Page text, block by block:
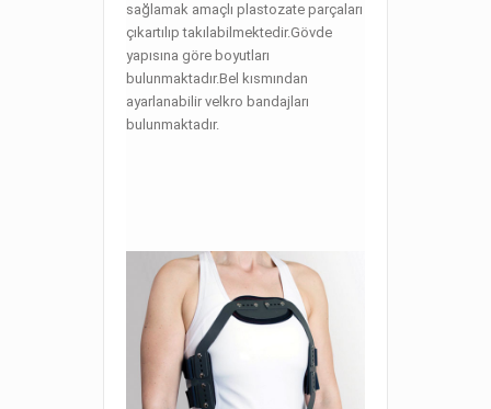
sağlamak amaçlı plastozate parçaları
çıkartılıp takılabilmektedir.Gövde
yapısına göre boyutları
bulunmaktadır.Bel kısmından
ayarlanabilir velkro bandajları
bulunmaktadır.